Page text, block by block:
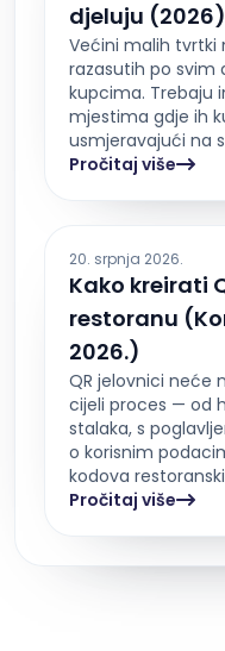
djeluju (2026)
Većini malih tvrtki
razasutih po svim
kupcima. Trebaju
mjestima gdje ih
usmjeravajući na
Pročitaj više
20. srpnja 2026.
Kako kreirati
restoranu
2026.)
QR jelovnici neće
cijeli proces — od
stalaka, s
o korisnim
kodova
Pročitaj više